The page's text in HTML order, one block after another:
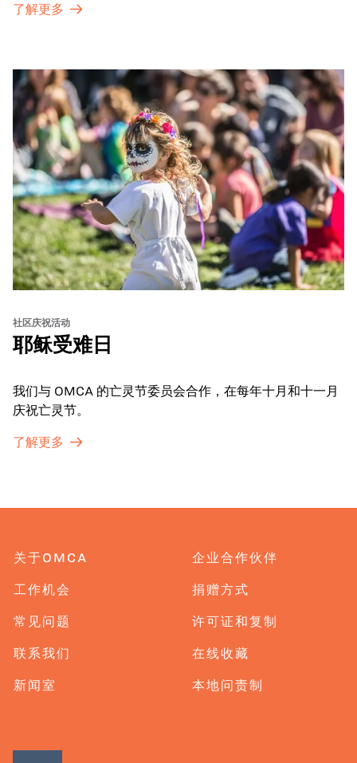
sets from boundary-pushing artists, delicious offerings
move, make, and connect in celebration of Black culture.
了解更多
社区庆祝活动
耶稣受难日
我们与 OMCA 的亡灵节委员会合作，在每年十月和十一月
庆祝亡灵节。
了解更多
关于OMCA
工作机会
常见问题
联系我们
新闻室
企业合作伙伴
捐赠方式
许可证和复制
在线收藏
本地问责制